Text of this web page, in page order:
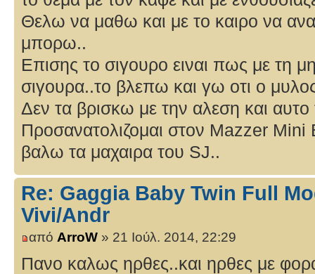
Θελω να μαθω και με το καιρο να
μπορω..
Επισης το σιγουρο ειναι πως με τη
σιγουρα..το βλεπω και γω οτι ο
Δεν τα βρισκω με την αλεση και
Προσανατολιζομαι στον Mazzer
βαλω τα μαχαιρα του SJ..
Re: Gaggia Baby Twin Full
Vivi/Andr
από ArroW » 21 Ιούλ. 2014, 22:29
Πανο καλως ηρθες..και ηρθες με